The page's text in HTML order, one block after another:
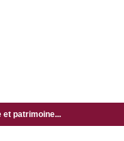
et patrimoine...